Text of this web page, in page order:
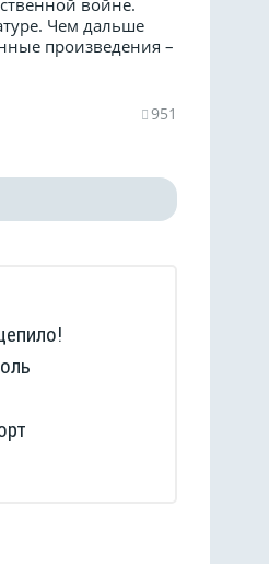
войне.
Чем дальше
произведения –
951